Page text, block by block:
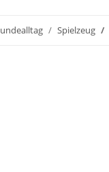
Spielzeug